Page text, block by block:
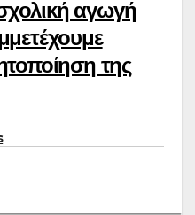
αγωγή
της